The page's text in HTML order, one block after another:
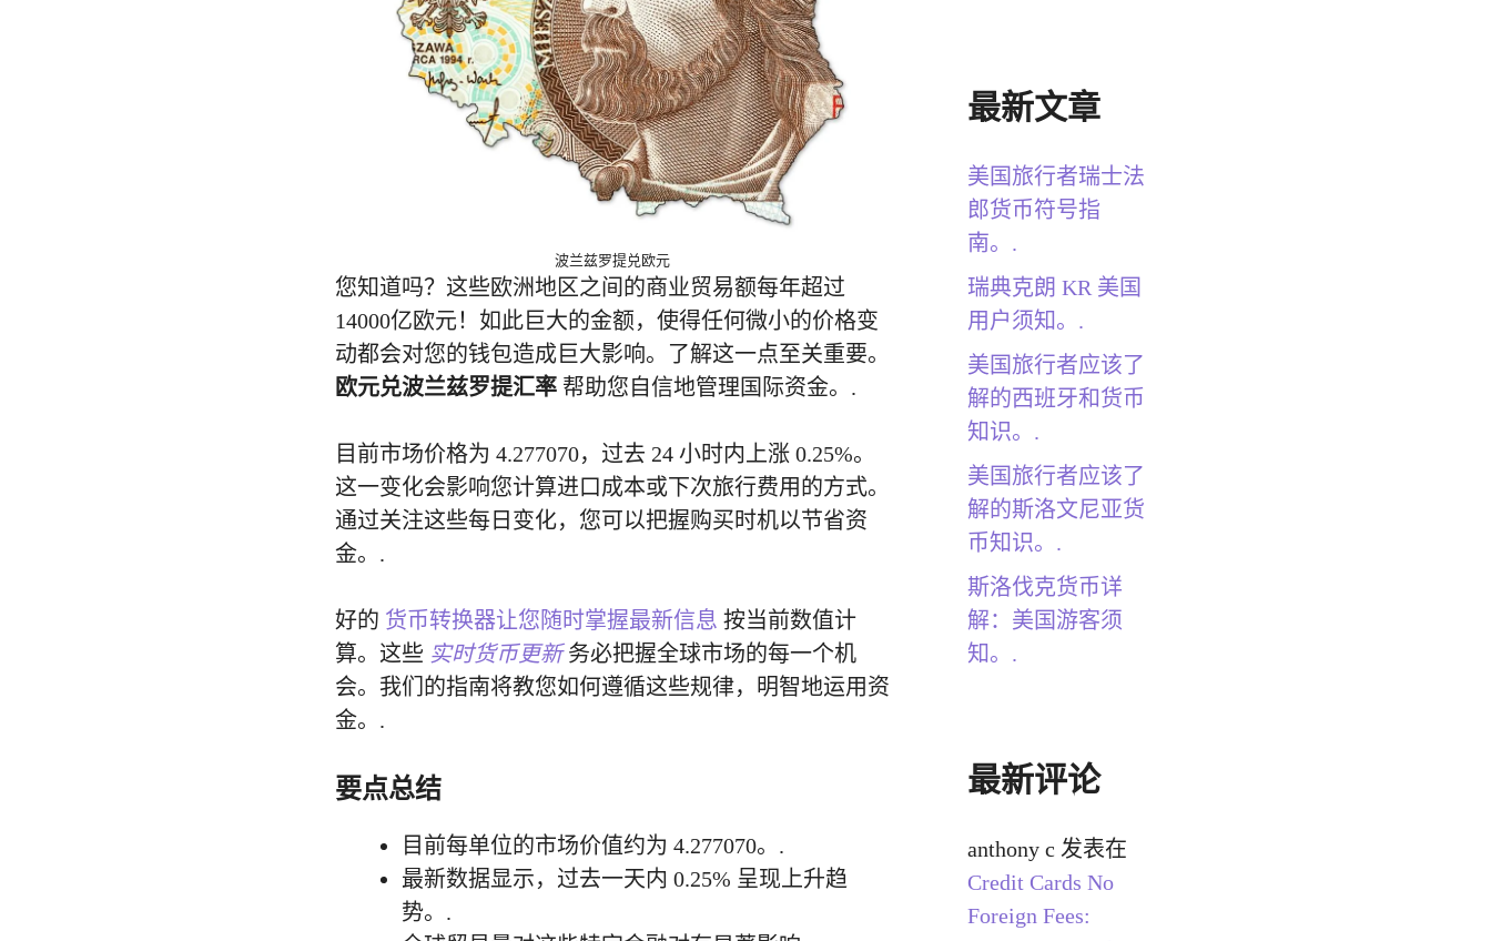
波兰兹罗提兑欧元
您知道吗？这些欧洲地区之间的商业贸易额每年超过
14000亿欧元！如此巨大的金额，使得任何微小的价格变
动都会对您的钱包造成巨大影响。了解这一点至关重要。
欧元兑波兰兹罗提汇率 帮助您自信地管理国际资金。.
目前市场价格为 4.277070，过去 24 小时内上涨 0.25%。
这一变化会影响您计算进口成本或下次旅行费用的方式。
通过关注这些每日变化，您可以把握购买时机以节省资
金。.
好的 货币转换器让您随时掌握最新信息 按当前数值计
算。这些 实时货币更新务必把握全球市场的每一个机
会。我们的指南将教您如何遵循这些规律，明智地运用资
金。.
要点总结
目前每单位的市场价值约为 4.277070。.
最新数据显示，过去一天内 0.25% 呈现上升趋
势。.
最新文章
美国旅行者瑞士法
郎货币符号指
南。.
瑞典克朗 KR 美国
用户须知。.
美国旅行者应该了
解的西班牙和货币
知识。.
美国旅行者应该了
解的斯洛文尼亚货
币知识。.
斯洛伐克货币详
解：美国游客须
知。.
最新评论
anthony c 发表在
Credit Cards No
Foreign Fees: